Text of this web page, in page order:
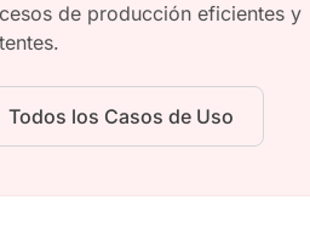
de producción eficientes y
Todos los Casos de Uso